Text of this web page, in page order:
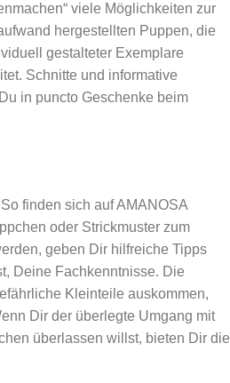
viele Möglichkeiten zur
hergestellten Puppen, die
gestalteter Exemplare
Schnitte und informative
in puncto Geschenke beim
finden sich auf AMANOSA
oder Strickmuster zum
geben Dir hilfreiche Tipps
Deine Fachkenntnisse. Die
Kleinteile auskommen,
Dir der überlegte Umgang mit
überlassen willst, bieten Dir die